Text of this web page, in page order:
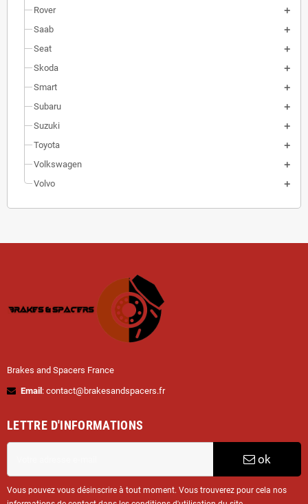
Rover
Saab
Seat
Skoda
Smart
Subaru
Suzuki
Toyota
Volkswagen
Volvo
Brakes and Spacers France
Email : contact@brakesandspacers.fr
LETTRE D'INFORMATIONS
ok
Vous pouvez vous désinscrire à tout moment. Vous trouverez pour cela nos